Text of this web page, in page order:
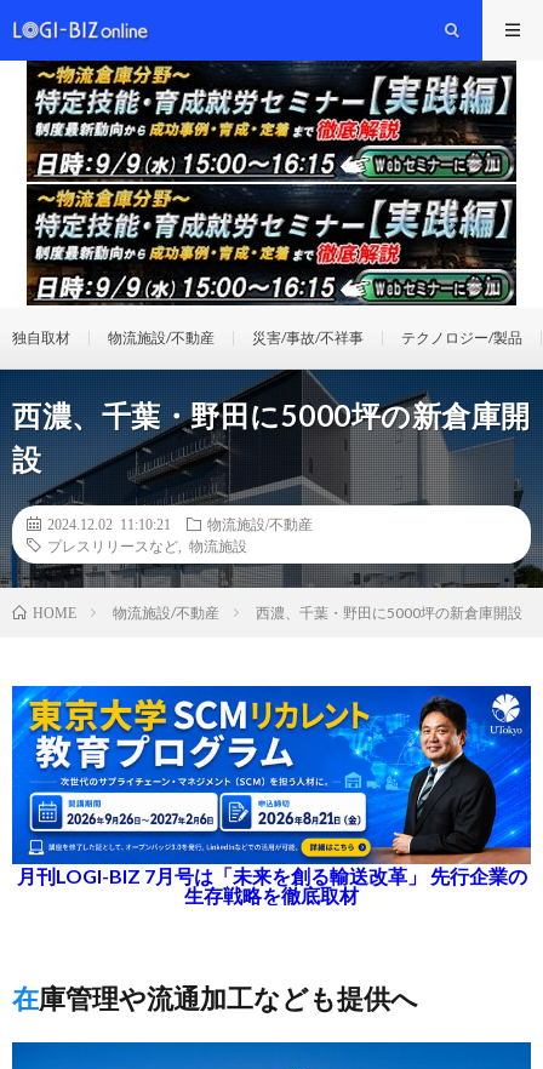
独自取材 物流施設/不動産 災害/事故/不祥事 テクノロジー/製品
西濃、千葉・野田に5000坪の新倉庫開
設
2024.12.02 11:10:21
物流施設/不動産
プレスリリースなど
物流施設
HOME 物流施設/不動産 西濃、千葉・野田に5000坪の新倉庫開設
月刊LOGI-BIZ 7月号は「未来を創る輸送改革」 先行企業の
生存戦略を徹底取材
在庫管理や流通加工なども提供へ